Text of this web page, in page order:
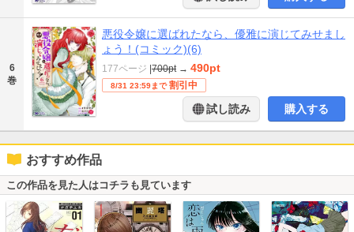
6
巻
悪役令嬢に選ばれたなら、優雅に演じてみせまし
ょう！(コミック)(6)
177ページ |700pt → 490pt
8/31 23:59まで 割引中
試し読み 購入する
おすすめ作品
この作品を見た人はコチラも見ています